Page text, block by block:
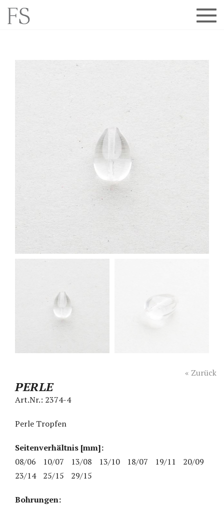
« Zurück
PERLE
Art.Nr.: 2374-4
Perle Tropfen
Seitenverhältnis [mm]:
08/06
10/07 13/08 13/10 18/07 19/11
20/09
23/14
25/15 29/15
Bohrungen: